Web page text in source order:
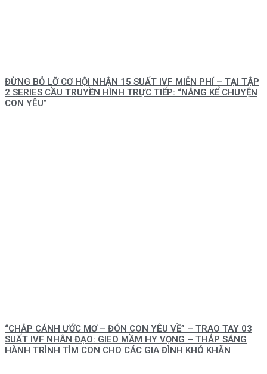
ĐỪNG BỎ LỠ CƠ HỘI NHẬN 15 SUẤT IVF MIỄN PHÍ – TẠI TẬP
2 SERIES CẦU TRUYỀN HÌNH TRỰC TIẾP: “NẮNG KỂ CHUYỆN
CON YÊU”
“CHẮP CÁNH ƯỚC MƠ – ĐÓN CON YÊU VỀ” – TRAO TAY 03
SUẤT IVF NHÂN ĐẠO: GIEO MẦM HY VỌNG – THẮP SÁNG
HÀNH TRÌNH TÌM CON CHO CÁC GIA ĐÌNH KHÓ KHĂN